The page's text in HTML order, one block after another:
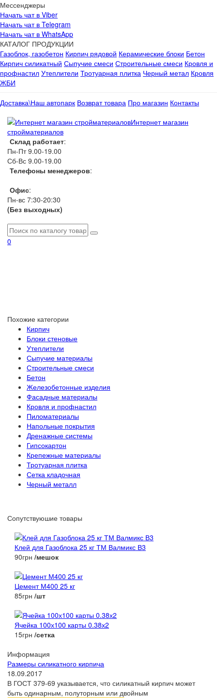
Мессенджеры
Начать чат в Viber
Начать чат в Telegram
Начать чат в WhatsApp
КАТАЛОГ ПРОДУКЦИИ
Газоблок, газобетон Кирпич рядовой Керамические блоки Бетон
Кирпич силикатный Сыпучие смеси Строительные смеси Кровля и
профнастил Утеплители Тротуарная плитка Черный метал Кровля
ЖБИ
Доставка\Наш автопарк Возврат товара Про магазин Контакты
Интернет магазин
стройматериалов
Склад работает:
Пн-Пт 9.00-19.00
Сб-Вс 9.00-19.00
Телефоны менеджеров:
Офис:
Пн-вс 7:30-20:30
(Без выходных)
0
Похожие категории
Кирпич
Блоки стеновые
Утеплители
Сыпучие материалы
Строительные смеси
Бетон
Железобетонные изделия
Фасадные материалы
Кровля и профнастил
Пиломатериалы
Напольные покрытия
Дренажные системы
Гипсокартон
Крепежные материалы
Тротуарная плитка
Сетка кладочная
Черный металл
Сопутствуюшие товары
Клей для Газоблока 25 кг ТМ Валмикс В3
90грн /мешок
Цемент М400 25 кг
85грн /шт
Ячейка 100х100 карты 0.38х2
15грн /сетка
Информация
Размеры силикатного кирпича
18.09.2017
В ГОСТ 379-69 указывается, что силикатный кирпич может
быть одинарным, полуторным или двойным